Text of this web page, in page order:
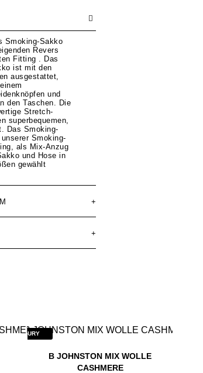
Smoking-Sakko
Revers
Fitting . Das
ist mit den
ausgestattet,
und
den Taschen. Die
Stretch-
superbequemen,
Das Smoking-
Smoking-
als Mix-Anzug
und Hose in
gewählt
+
+
LUXURY
B JOHNSTON MIX WOLLE
CASHMERE
LUXURY